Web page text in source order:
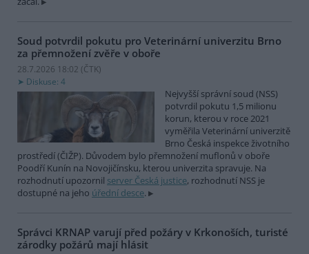
Soud potvrdil pokutu pro Veterinární univerzitu Brno
za přemnožení zvěře v oboře
28.7.2026 18:02 (ČTK)
Diskuse: 4
Nejvyšší správní soud (NSS)
potvrdil pokutu 1,5 milionu
korun, kterou v roce 2021
vyměřila Veterinární univerzitě
Brno Česká inspekce životního
prostředí (ČIŽP). Důvodem bylo přemnožení muflonů v oboře
Poodří Kunín na Novojičínsku, kterou univerzita spravuje. Na
rozhodnutí upozornil server Česká justice, rozhodnutí NSS je
dostupné na jeho úřední desce.
Správci KRNAP varují před požáry v Krkonoších, turisté
zárodky požárů mají hlásit